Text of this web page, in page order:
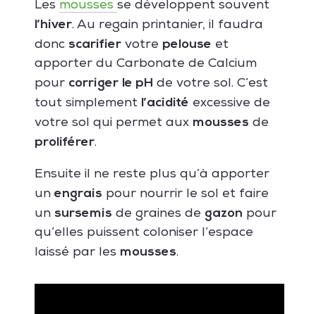
Les mousses se développent souvent
l’hiver. Au regain printanier, il faudra
donc scarifiervotre pelouse et
apporter du Carbonate de Calcium
pour corriger le pH de votre sol. C’est
tout simplement l’acidité excessive de
votre sol qui permet aux mousses de
proliférer.
Ensuite il ne reste plus qu’à apporter
un engrais pour nourrir le sol et faire
un sursemis de graines de gazon pour
qu’elles puissent coloniser l’espace
laissé par les mousses.